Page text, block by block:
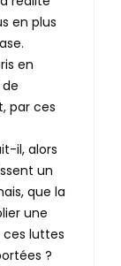
en plus
en
par ces
il, alors
un
que la
une
luttes
?